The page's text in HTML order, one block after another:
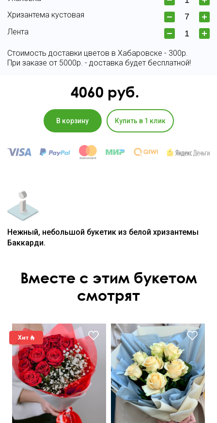
Хризантема кустовая
Лента
Стоимость доставки цветов в Хабаровске - 300р.
При заказе от 5000р. - доставка будет бесплатной!
4060 руб.
В корзину Купить в 1 клик
Нежный, небольшой букетик из белой хризантемы
Баккарди.
Вместе с этим букетом
смотрят